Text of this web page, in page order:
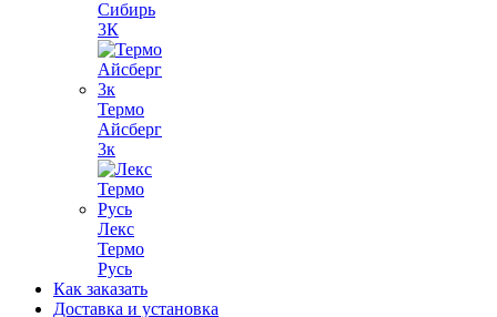
Сибирь
3К
Термо
Айсберг
3к
Лекс
Термо
Русь
Как заказать
Доставка и установка